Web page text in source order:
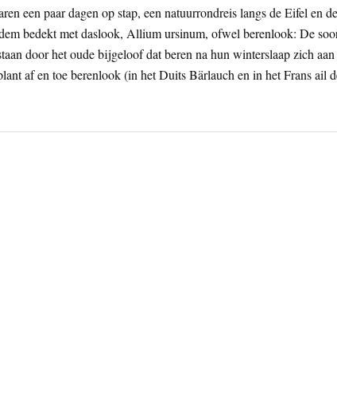
een paar dagen op stap, een natuurrondreis langs de Eifel en
bedekt met daslook, Allium ursinum, ofwel berenlook: De
door het oude bijgeloof dat beren na hun winterslaap zich
af en toe berenlook (in het Duits Bärlauch en in het Frans ail